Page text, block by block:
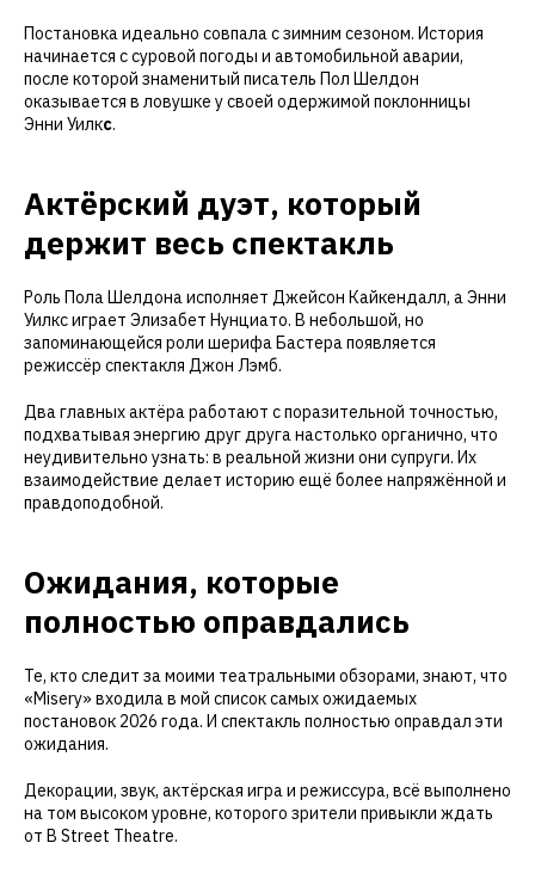
Постановка идеально совпала с зимним сезоном. История
начинается с суровой погоды и автомобильной аварии,
после которой знаменитый писатель Пол Шелдон
оказывается в ловушке у своей одержимой поклонницы
Энни Уилкс.
Актёрский дуэт, который
держит весь спектакль
Роль Пола Шелдона исполняет Джейсон Кайкендалл, а Энни
Уилкс играет Элизабет Нунциато. В небольшой, но
запоминающейся роли шерифа Бастера появляется
режиссёр спектакля Джон Лэмб.
Два главных актёра работают с поразительной точностью,
подхватывая энергию друг друга настолько органично, что
неудивительно узнать: в реальной жизни они супруги. Их
взаимодействие делает историю ещё более напряжённой и
правдоподобной.
Ожидания, которые
полностью оправдались
Те, кто следит за моими театральными обзорами, знают, что
«Misery» входила в мой список самых ожидаемых
постановок 2026 года. И спектакль полностью оправдал эти
ожидания.
Декорации, звук, актёрская игра и режиссура, всё выполнено
на том высоком уровне, которого зрители привыкли ждать
от B Street Theatre.